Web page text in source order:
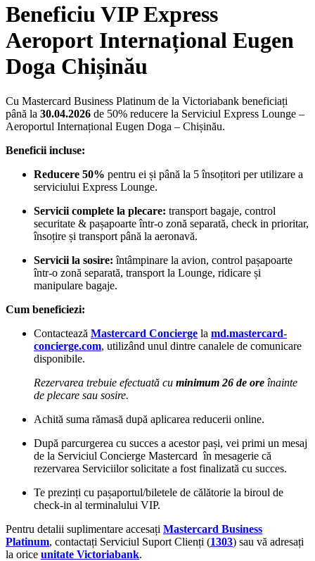
Beneficiu VIP Express
Aeroport Internațional Eugen
Doga Chișinău
Cu Mastercard Business Platinum de la Victoriabank beneficiați
până la 30.04.2026 de 50% reducere la Serviciul Express Lounge –
Aeroportul Internațional Eugen Doga – Chișinău.
Beneficii incluse:
Reducere 50% pentru ei și până la 5 însoțitori per utilizare a
serviciului Express Lounge.
Servicii complete la plecare: transport bagaje, control
securitate & pașapoarte într-o zonă separată, check in prioritar,
însoțire și transport până la aeronavă.
Servicii la sosire: întâmpinare la avion, control pașapoarte
într-o zonă separată, transport la Lounge, ridicare și
manipulare bagaje.
Cum beneficiezi:
Contactează Mastercard Concierge la md.mastercard-
concierge.com, utilizând unul dintre canalele de comunicare
disponibile.
Rezervarea trebuie efectuată cu minimum 26 de ore înainte
de plecare sau sosire.
Achită suma rămasă după aplicarea reducerii online.
După parcurgerea cu succes a acestor pași, vei primi un mesaj
de la Serviciul Concierge Mastercard în mesagerie că
rezervarea Serviciilor solicitate a fost finalizată cu succes.
Te prezinți cu pașaportul/biletele de călătorie la biroul de
check-in al terminalului VIP.
Pentru detalii suplimentare accesați Mastercard Business
Platinum, contactați Serviciul Suport Clienți (1303) sau vă adresați
la orice unitate Victoriabank.